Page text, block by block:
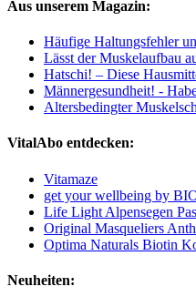
Aus unserem Magazin:
Häufige Haltungsfehler
Lässt der Muskelaufbau
Hatschi! – Diese
Männergesundheit! -
Altersbedingter
VitalAbo entdecken:
Vitamaze
get your wellbeing by
Life Light Alpensegen
Original Masqueliers
Optima Naturals Biotin
Neuheiten: